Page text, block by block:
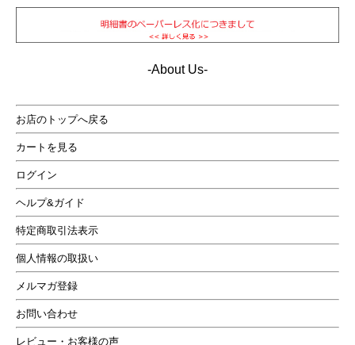
-About Us-
お店のトップへ戻る
カートを見る
ログイン
ヘルプ&ガイド
特定商取引法表示
個人情報の取扱い
メルマガ登録
お問い合わせ
レビュー・お客様の声